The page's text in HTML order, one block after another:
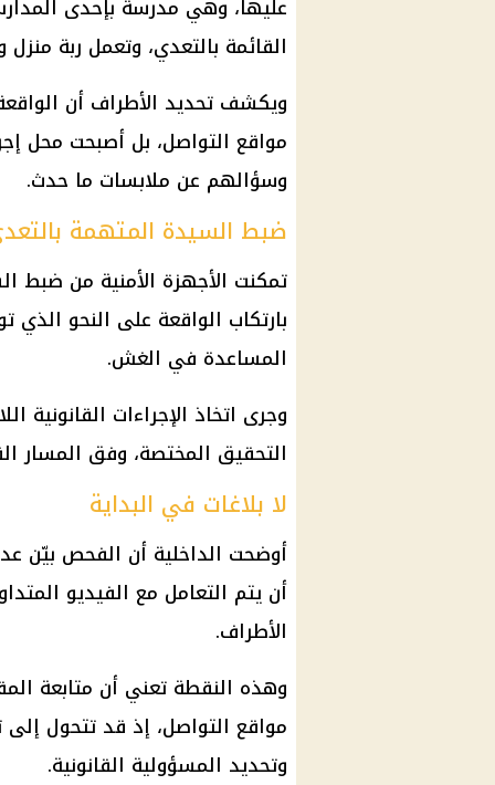
عليها، وهي مدرسة بإحدى
القائمة بالتعدي، وتعمل ربة
ويكشف تحديد الأطراف أن
مواقع التواصل، بل أصبحت محل
وسؤالهم عن ملابسات ما حدث.
ضبط السيدة المتهمة
تمكنت الأجهزة الأمنية من ضبط
بارتكاب الواقعة على النحو
المساعدة في الغش.
وجرى اتخاذ الإجراءات
التحقيق المختصة، وفق المسار
لا بلاغات في البداية
أوضحت الداخلية أن الفحص بيّن
أن يتم التعامل مع الفيديو
الأطراف.
وهذه النقطة تعني أن متابعة
مواقع التواصل، إذ قد تتحول
وتحديد المسؤولية القانونية.